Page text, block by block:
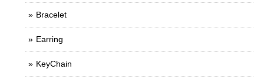
Bracelet
Earring
KeyChain